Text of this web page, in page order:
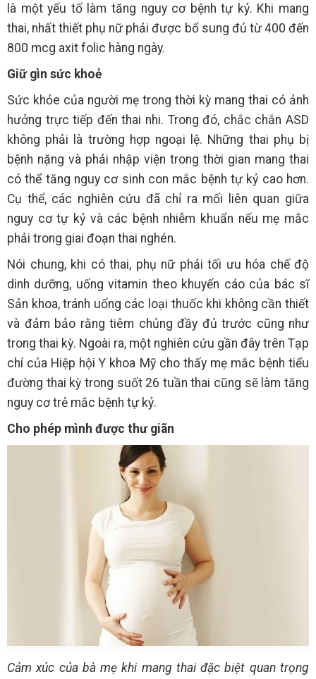
là một yếu tố làm tăng nguy cơ bệnh tự kỷ. Khi mang
thai, nhất thiết phụ nữ phải được bổ sung đủ từ 400 đến
800 mcg axit folic hàng ngày.
Giữ gìn sức khoẻ
Sức khỏe của người mẹ trong thời kỳ mang thai có ảnh
hưởng trực tiếp đến thai nhi. Trong đó, chắc chắn ASD
không phải là trường hợp ngoại lệ. Những thai phụ bị
bệnh nặng và phải nhập viện trong thời gian mang thai
có thể tăng nguy cơ sinh con mắc bệnh tự kỷ cao hơn.
Cụ thể, các nghiên cứu đã chỉ ra mối liên quan giữa
nguy cơ tự kỷ và các bệnh nhiễm khuẩn nếu mẹ mắc
phải trong giai đoạn thai nghén.
Nói chung, khi có thai, phụ nữ phải tối ưu hóa chế độ
dinh dưỡng, uống vitamin theo khuyến cáo của bác sĩ
Sản khoa, tránh uống các loại thuốc khi không cần thiết
và đảm bảo rằng tiêm chủng đầy đủ trước cũng như
trong thai kỳ. Ngoài ra, một nghiên cứu gần đây trên Tạp
chí của Hiệp hội Y khoa Mỹ cho thấy mẹ mắc bệnh tiểu
đường thai kỳ trong suốt 26 tuần thai cũng sẽ làm tăng
nguy cơ trẻ mắc bệnh tự kỷ.
Cho phép mình được thư giãn
Cảm xúc của bà mẹ khi mang thai đặc biệt quan trọng